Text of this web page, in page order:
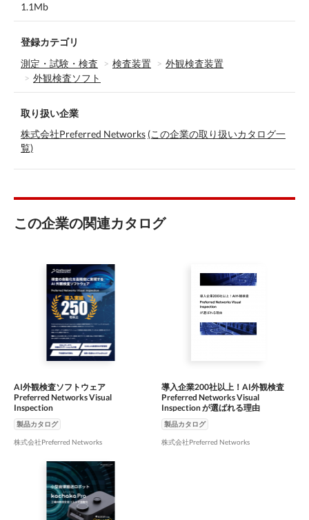
1.1Mb
登録カテゴリ
測定・試験・検査
検査装置
外観検査装置
外観検査ソフト
取り扱い企業
株式会社Preferred Networks (この企業の取り扱いカタログ一
覧)
この企業の関連カタログ
AI外観検査ソフトウェア
Preferred Networks Visual
Inspection
製品カタログ
株式会社Preferred Networks
導入企業200社以上！AI外観検査
Preferred Networks Visual
Inspection が選ばれる理由
製品カタログ
株式会社Preferred Networks